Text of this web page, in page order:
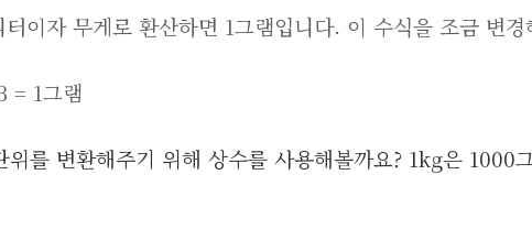
이자 무게로 환산하면 1그램입니다. 이 수식을 조금 변경
= 1그램
를 변환해주기 위해 상수를 사용해볼까요? 1kg은 1000